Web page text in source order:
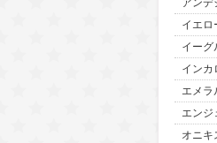
アンデ
イエロ
イーグ
インカ
エメラ
エンジ
オニキ